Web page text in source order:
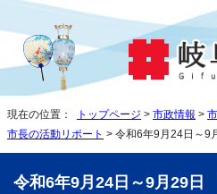
現在の位置： トップページ > 市政情報 >
市長の活動リポート > 令和6年9月24日～9
令和6年9月24日～9月29